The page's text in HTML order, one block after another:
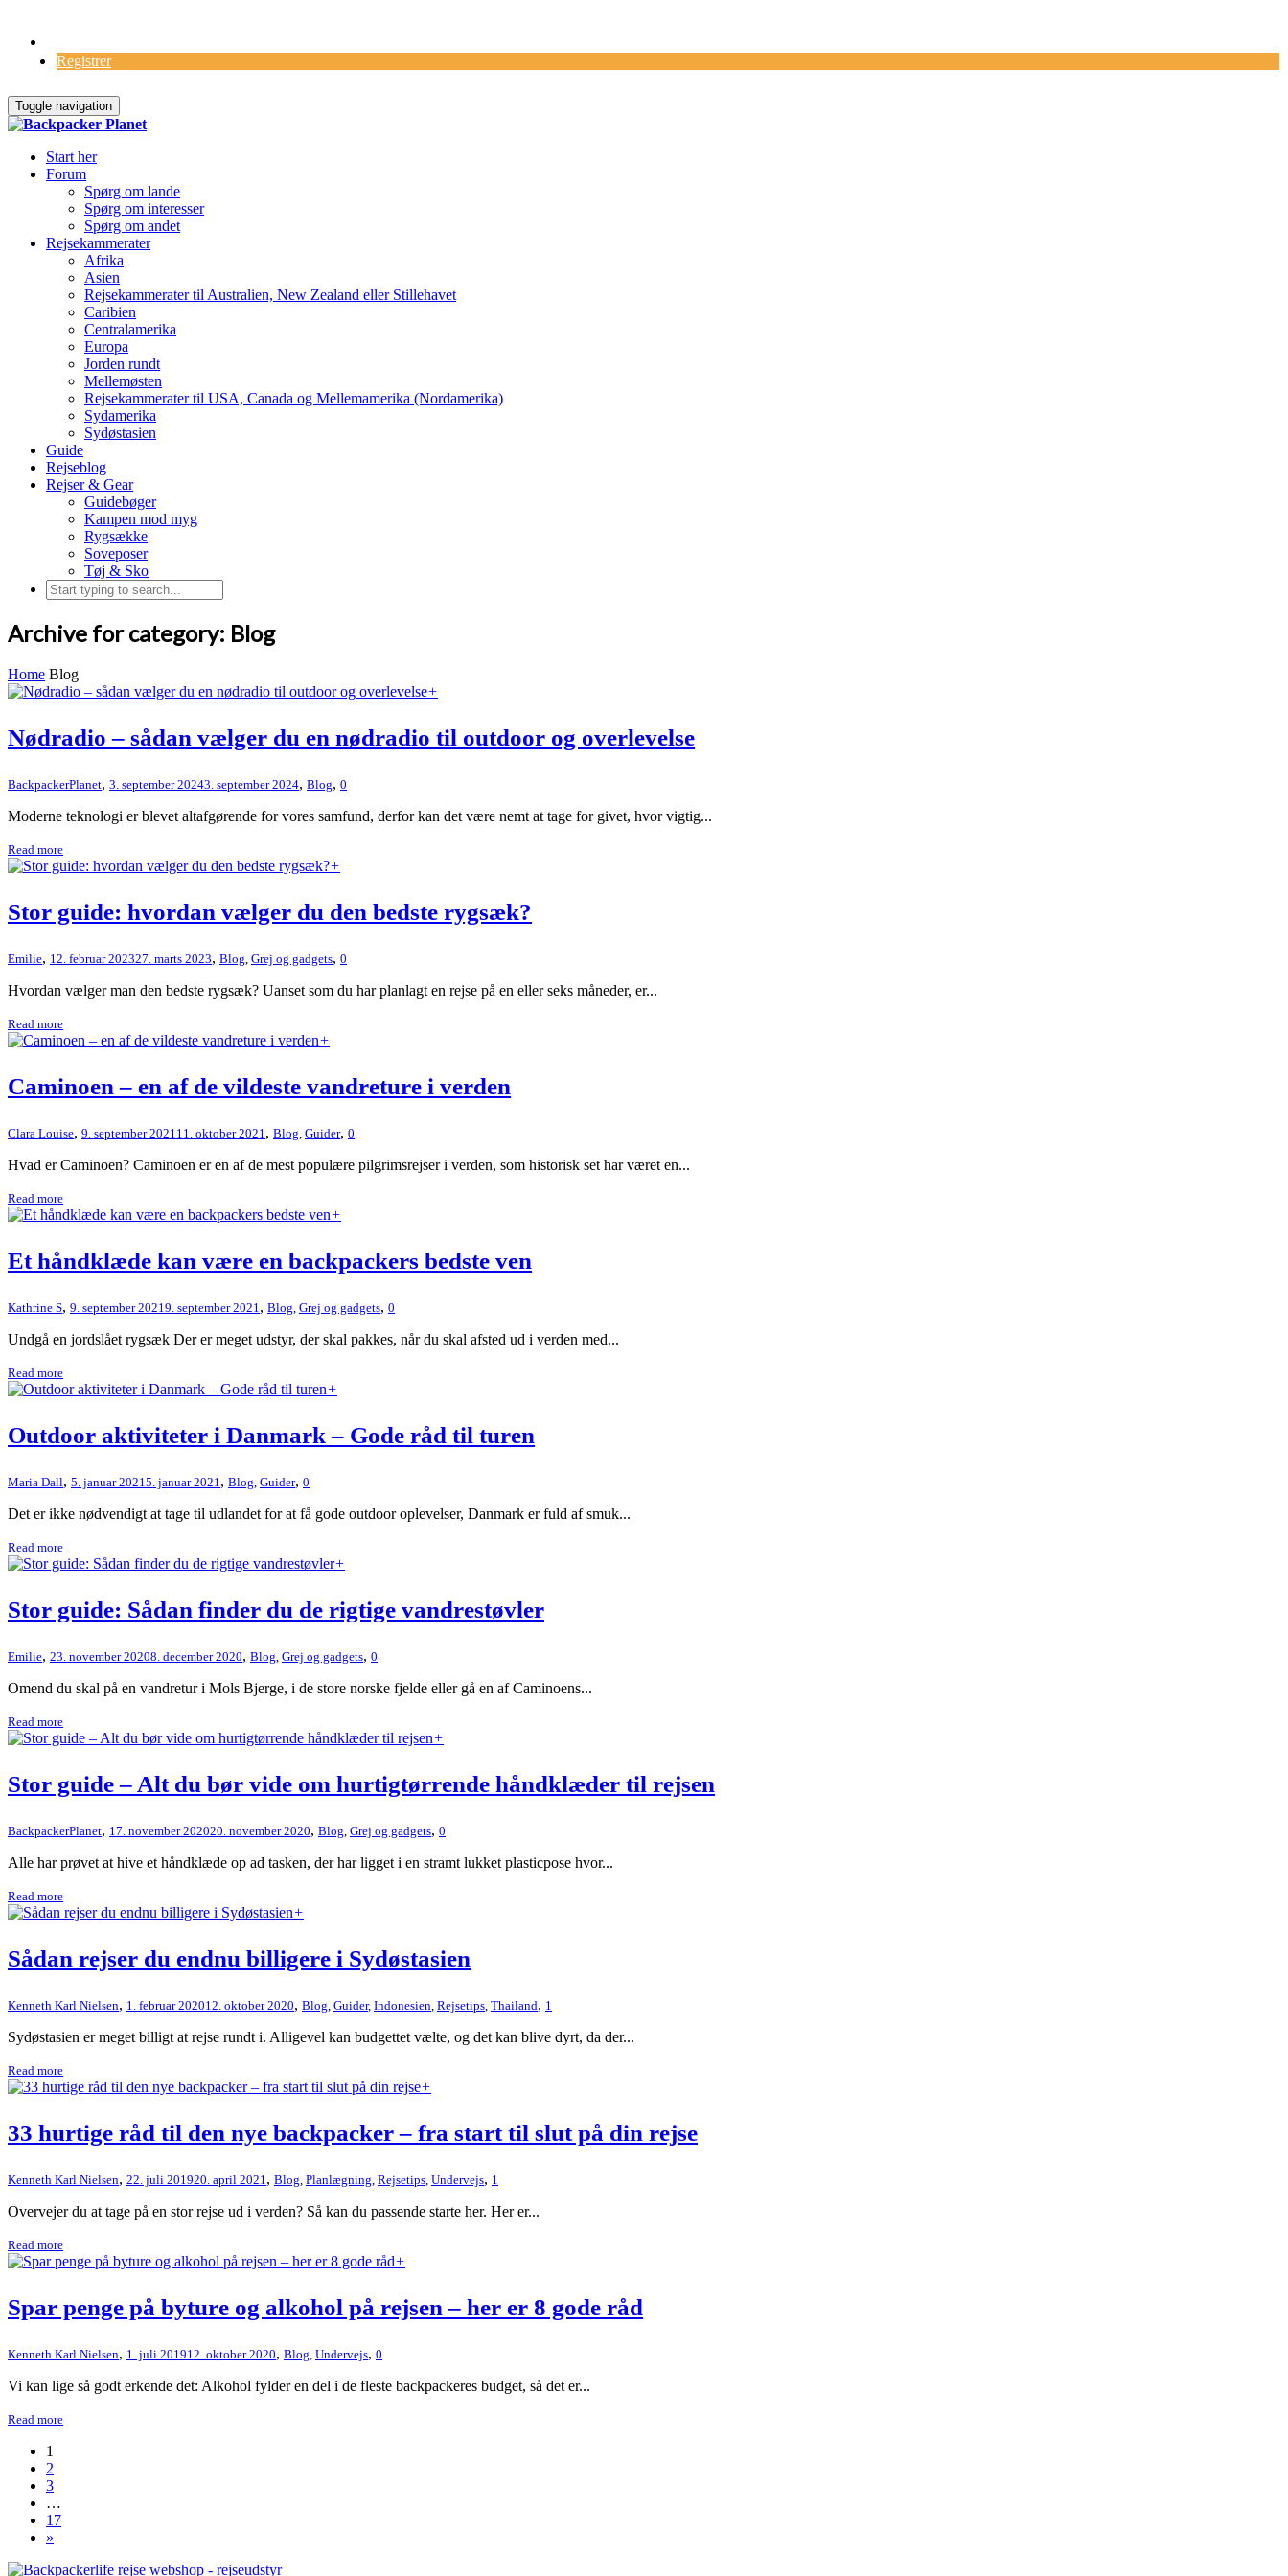
Registrer
Toggle navigation
Start her
Forum
Spørg om lande
Spørg om interesser
Spørg om andet
Rejsekammerater
Afrika
Asien
Rejsekammerater til Australien, New Zealand eller Stillehavet
Caribien
Centralamerika
Europa
Jorden rundt
Mellemøsten
Rejsekammerater til USA, Canada og Mellemamerika (Nordamerika)
Sydamerika
Sydøstasien
Guide
Rejseblog
Rejser & Gear
Guidebøger
Kampen mod myg
Rygsække
Soveposer
Tøj & Sko
Archive for category: Blog
Home Blog
+
Nødradio – sådan vælger du en nødradio til outdoor og overlevelse
BackpackerPlanet, 3. september 20243. september 2024, Blog, 0
Moderne teknologi er blevet altafgørende for vores samfund, derfor kan det være nemt at tage for givet, hvor vigtig...
Read more
+
Stor guide: hvordan vælger du den bedste rygsæk?
Emilie, 12. februar 202327. marts 2023, Blog Grej og gadgets, 0
Hvordan vælger man den bedste rygsæk? Uanset som du har planlagt en rejse på en eller seks måneder, er...
Read more
+
Caminoen – en af de vildeste vandreture i verden
Clara Louise, 9. september 2021 11. oktober 2021 , Blog Guider, 0
Hvad er Caminoen? Caminoen er en af de mest populære pilgrimsrejser i verden, som historisk set har været en...
Read more
+
Et håndklæde kan være en backpackers bedste ven
Kathrine S, 9. september 2021 9. september 2021 , Blog Grej og gadgets, 0
Undgå en jordslået rygsæk Der er meget udstyr, der skal pakkes, når du skal afsted ud i verden med...
Read more
+
Outdoor aktiviteter i Danmark – Gode råd til turen
Maria Dall, 5. januar 2021 5. januar 2021 , Blog Guider, 0
Det er ikke nødvendigt at tage til udlandet for at få gode outdoor oplevelser, Danmark er fuld af smuk...
Read more
+
Stor guide: Sådan finder du de rigtige vandrestøvler
Emilie, 23. november 20208. december 2020, Blog Grej og gadgets, 0
Omend du skal på en vandretur i Mols Bjerge, i de store norske fjelde eller gå en af Caminoens...
Read more
+
Stor guide – Alt du bør vide om hurtigtørrende håndklæder til rejsen
BackpackerPlanet, 17. november 202020. november 2020, Blog Grej og gadgets, 0
Alle har prøvet at hive et håndklæde op ad tasken, der har ligget i en stramt lukket plasticpose hvor...
Read more
+
Sådan rejser du endnu billigere i Sydøstasien
Kenneth Karl Nielsen, 1. februar 202012. oktober 2020, Blog Guider, Indonesien Rejsetips Thailand, 1
Sydøstasien er meget billigt at rejse rundt i. Alligevel kan budgettet vælte, og det kan blive dyrt, da der...
Read more
+
33 hurtige råd til den nye backpacker – fra start til slut på din rejse
Kenneth Karl Nielsen, 22. juli 201920. april 2021 , Blog Planlægning Rejsetips Undervejs, 1
Overvejer du at tage på en stor rejse ud i verden? Så kan du passende starte her. Her er...
Read more
+
Spar penge på byture og alkohol på rejsen – her er 8 gode råd
Kenneth Karl Nielsen, 1. juli 201912. oktober 2020, Blog Undervejs, 0
Vi kan lige så godt erkende det: Alkohol fylder en del i de fleste backpackeres budget, så det er...
Read more
1
2
3
…
17
»